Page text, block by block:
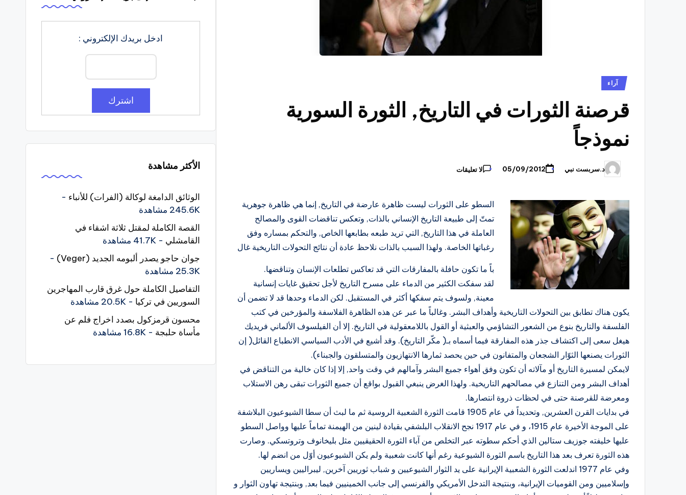
نُشرآراء
قرصنة الثورات في التاريخ, الثورة السورية
نموذجاً
تمّ
النشر
د.سربست نبي 05/09/2012 لا تعليقات
السطو على الثورات ليست ظاهرة عارضة في التاريخ, إنما هي ظاهرة جوهرية
تمتّ إلى طبيعة التاريخ الإنساني بالذات, وتعكس تناقضات القوى والمصالح
العاملة في هذا التاريخ, التي تريد طبعه بطابعها الخاص, والتحكم بمساره وفق
رغباتها الخاصة. ولهذا السبب بالذات نلاحظ عادة أن نتائج التحولات التاريخية غال
باً ما تكون حافلة بالمفارقات التي قد تعاكس تطلعات الإنسان وتناقضها.
لقد سفكت الكثير من الدماء على مسرح التاريخ لأجل تحقيق غايات إنسانية
معينة, ولسوف يتم سفكها أكثر في المستقبل. لكن الدماء وحدها قد لا تضمن أن
يكون هناك تطابق بين التحولات التاريخية وأهداف البشر. وغالباً ما عبر عن هذه الظاهرة الفلاسفة والمؤرخين في كتب
الفلسفة والتاريخ بنوع من الشعور التشاؤمي والعبثية أو القول باللامعقولية في التاريخ. إلا أن الفيلسوف الألماني فريديك
هيغل سعى إلى اكتشاف جذر هذه المفارقة فيما أسماه بـ( مكّر التاريخ). وقد أشيع في الأدب السياسي الانطباع القائل( إن
الثورات يصنعها الثوّار الشجعان والمتفانون في حين يحصد ثمارها الانتهازيون والمتسلقون والجبناء).
لايمكن لمسيرة التاريخ أو مآلاته أن تكون وفق أهواء جميع البشر وآمالهم في وقت واحد, إلا إذا كان خالية من التناقض في
أهداف البشر ومن التنازع في مصالحهم التاريخية. ولهذا الغرض ينبغي القبول بواقع أن جميع الثورات تبقى رهن الاستلاب
ومعرضة للقرصنة حتى في لحظات ذروة انتصارها.
في بدايات القرن العشرين, وتحديداً في عام 1905 قامت الثورة الشعبية الروسية ثم ما لبث أن سطا الشيوعيون البلاشفة
على الموجة الأخيرة عام 1915، و في عام 1917 نجح الانقلاب البلشفي بقيادة لينين من الهيمنة تماماً عليها وواصل السطو
عليها خليفته جوزيف ستالين الذي أحكم سطوته عبر التخلص من آباء الثورة الحقيقيين مثل بليخانوف وتروتسكي. وصارت
هذه الثورة تعرف بعد هذا التاريخ باسم الثورة الشيوعية رغم أنها كانت شعبية ولم يكن الشيوعيون أوّل من انضم لها.
وفي عام 1977 اندلعت الثورة الشعبية الإيرانية على يد الثوار الشيوعيين و شباب ثوريين آخرين, ليبراليين ويساريين
وإسلاميين ومن القوميات الإيرانية، وبنتيجة التدخل الأمريكي والفرنسي إلى جانب الخمينيين فيما بعد, وبنتيجة تهاون الثوار و
ادخل بريدك الإلكتروني :
الأكثر مشاهدة
الوثائق الدامغة لوكالة (الفرات) للأنباء -
245.6K مشاهدة
القصة الكاملة لمقتل ثلاثة اشقاء في
القامشلي - 41.7K مشاهدة
جوان حاجو يصدر ألبومه الجديد (Veger)
-
25.3K مشاهدة
التفاصيل الكاملة حول غرق قارب المهاجرين
السوريين في تركيا - 20.5K مشاهدة
محسون قرمزكول بصدد اخراج فلم عن
مأساة حلبجة - 16.8K مشاهدة